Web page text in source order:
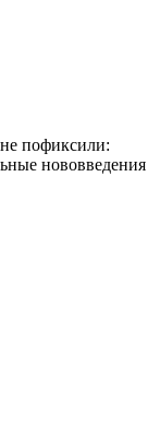
пофиксили:
нововведения